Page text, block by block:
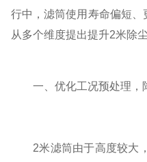
行中，滤筒使用寿命偏短
从多个维度提出提升2米除
一、优化工况预处理，
2米滤筒由于高度较大，